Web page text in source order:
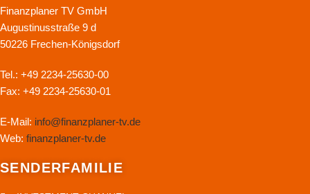
Finanzplaner TV GmbH
Augustinusstraße 9 d
50226 Frechen-Königsdorf
Tel.: +49 2234-25630-00
Fax: +49 2234-25630-01
E-Mail: info@finanzplaner-tv.de
Web: finanzplaner-tv.de
SENDERFAMILIE